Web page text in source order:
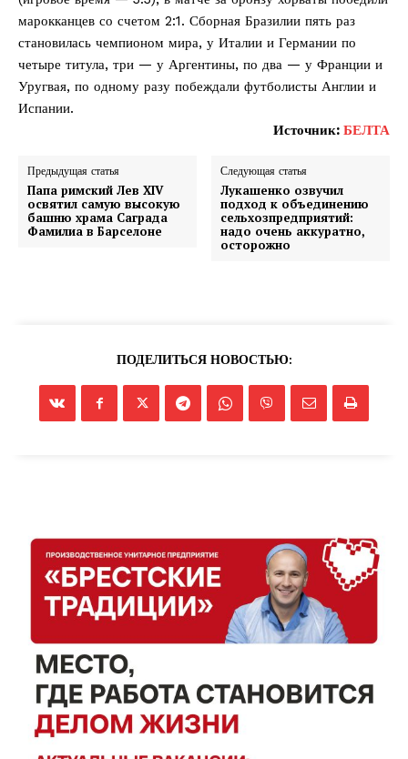
марокканцев со счетом 2:1. Сборная Бразилии пять раз
становилась чемпионом мира, у Италии и Германии по
четыре титула, три — у Аргентины, по два — у Франции и
Уругвая, по одному разу побеждали футболисты Англии и
Испании.
Источник: БЕЛТА
Предыдущая статья
Папа римский Лев XIV
освятил самую высокую
башню храма Саграда
Фамилиа в Барселоне
Следующая статья
Лукашенко озвучил
подход к объединению
сельхозпредприятий:
надо очень аккуратно,
осторожно
ПОДЕЛИТЬСЯ НОВОСТЬЮ: